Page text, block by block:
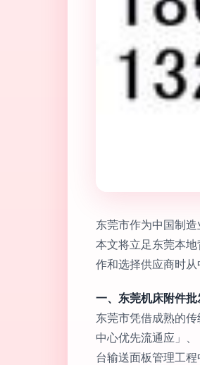
东莞市作为中国制
本文将立足东莞本
作和选择供应商时从
一、东莞机床附件
东莞市凭借成熟的
中心优先流通应」
台输送面板管理工